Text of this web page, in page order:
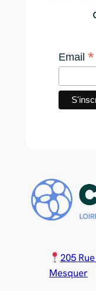
Email *
205
Mesquer